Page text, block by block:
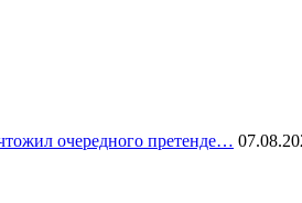
очередного претенде…